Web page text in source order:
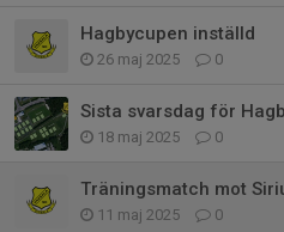
Hagbycupen inställd
26 maj 2025 0
18 maj 2025 0
Träningsmatch mot
11 maj 2025 0